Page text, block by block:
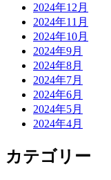
2024年12月
2024年11月
2024年10月
2024年9月
2024年8月
2024年7月
2024年6月
2024年5月
2024年4月
カテゴリー